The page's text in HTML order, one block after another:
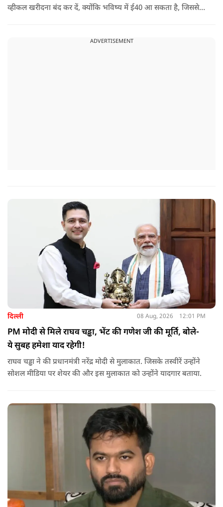
व्हीकल खरीदना बंद कर दें, क्योंकि भविष्य में ई40 आ सकता है, जिससे
ADVERTISEMENT
दिल्ली 08 Aug, 2026 12:01 PM
PM मोदी से मिले राघव चड्ढा, भेंट की गणेश जी की मूर्ति, बोले-
ये सुबह हमेशा याद रहेगी!
राघव चड्ढा ने की प्रधानमंत्री नरेंद्र मोदी से मुलाकात. जिसके तस्वीरें उन्होंने
सोशल मीडिया पर शेयर की और इस मुलाकात को उन्होंने यादगार बताया.